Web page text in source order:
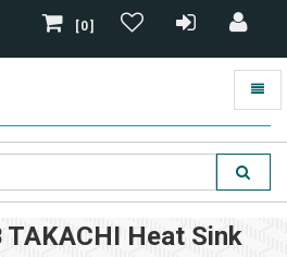
[0]
Heat Sink